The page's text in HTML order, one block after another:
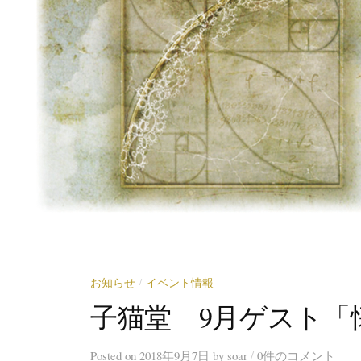
お知らせ / イベント情報
子猫堂 9月ゲスト「
Posted on 2018年9月7日 by soar / 0件のコメント